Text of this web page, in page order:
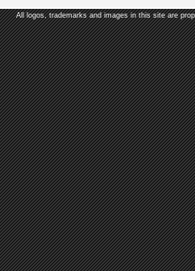
All logos, trademarks and images in this site are